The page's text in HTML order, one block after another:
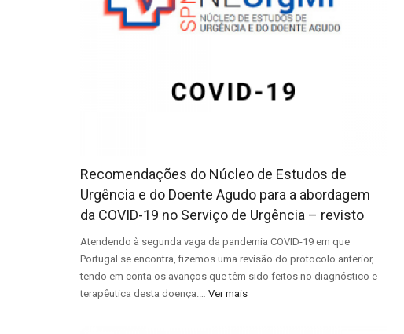
Recomendações do Núcleo de Estudos de
Urgência e do Doente Agudo para a abordagem
da COVID-19 no Serviço de Urgência – revisto
Atendendo à segunda vaga da pandemia COVID-19 em que
Portugal se encontra, fizemos uma revisão do protocolo anterior,
tendo em conta os avanços que têm sido feitos no diagnóstico e
terapêutica desta doença.… Ver mais